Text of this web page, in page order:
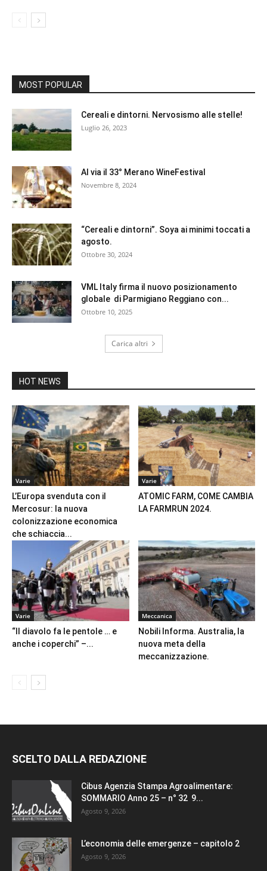
MOST POPULAR
Cereali e dintorni. Nervosismo alle stelle!
Luglio 26, 2023
Al via il 33° Merano WineFestival
Novembre 8, 2024
“Cereali e dintorni”. Soya ai minimi toccati a
agosto.
Ottobre 30, 2024
VML Italy firma il nuovo posizionamento
globale di Parmigiano Reggiano con...
Ottobre 10, 2025
Carica altri
HOT NEWS
Varie
L’Europa svenduta con il
Mercosur: la nuova
colonizzazione economica
che schiaccia...
Varie
ATOMIC FARM, COME CAMBIA
LA FARMRUN 2024.
Varie
“Il diavolo fa le pentole … e
anche i coperchi” –...
Meccanica
Nobili Informa. Australia, la
nuova meta della
meccanizzazione.
SCELTO DALLA REDAZIONE
Cibus Agenzia Stampa Agroalimentare:
SOMMARIO Anno 25 – n° 32 9...
Agosto 9, 2026
L’economia delle emergenze – capitolo 2
Agosto 9, 2026